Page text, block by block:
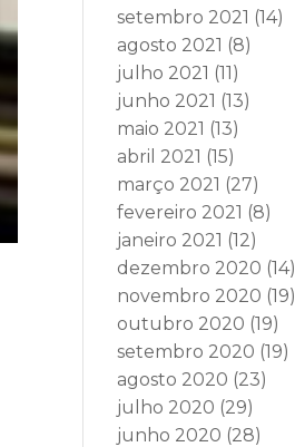
setembro 2021 (14)
agosto 2021 (8)
julho 2021 (11)
junho 2021 (13)
maio 2021 (13)
abril 2021 (15)
março 2021 (27)
fevereiro 2021 (8)
janeiro 2021 (12)
dezembro 2020 (14)
novembro 2020 (19)
outubro 2020 (19)
setembro 2020 (19)
agosto 2020 (23)
julho 2020 (29)
junho 2020 (28)